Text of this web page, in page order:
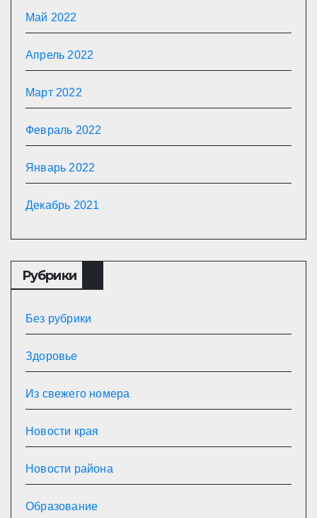
Май 2022
Апрель 2022
Март 2022
Февраль 2022
Январь 2022
Декабрь 2021
Рубрики
Без рубрики
Здоровье
Из свежего номера
Новости края
Новости района
Образование